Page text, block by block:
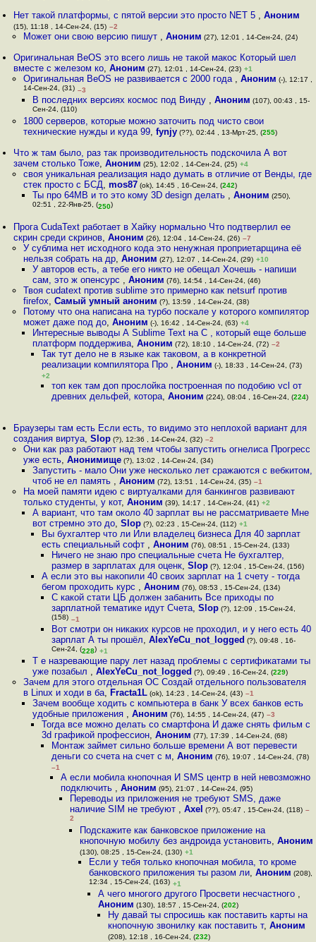
Нет такой платформы, с пятой версии это просто NET 5 ,Аноним
(15), 11:18 , 14-Сен-24, (15) –2
Может они свою версию пишут , Аноним (27), 12:01 , 14-Сен-24, (24)
Оригинальная BeOS это всего лишь не такой макос Который шел
вместе с железом ко,Аноним (27), 12:01 , 14-Сен-24, (23) +1
Оригинальная BeOS не развивается с 2000 года , Аноним (-), 12:17 ,
14-Сен-24, (31) –3
В последних версиях космос под Винду , Аноним (107), 00:43 , 15-
Сен-24, (110)
1800 серверов, которые можно заточить под чисто свои
технические нужды и куда 99, fynjy(??), 02:44 , 13-Мрт-25, (255)
Что ж там было, раз так производительность подскочила А вот
зачем столько Тоже,Аноним (25), 12:02 , 14-Сен-24, (25) +4
своя уникальная реализация надо думать в отличие от Венды, где
стек просто с БСД, mos87(ok), 14:45 , 16-Сен-24, (242)
Ты про 64MB и то это кому 3D design делать , Аноним (250),
02:51 , 22-Янв-25, (250)
Прога CudaText работает в Хайку нормально Что подтверлил ее
скрин среди скринов,Аноним (26), 12:04 , 14-Сен-24, (26) –7
У сублима нет исходного кода это ненужная проприетарщина её
нельзя собрать на др, Аноним (27), 12:07 , 14-Сен-24, (29) +10
У авторов есть, а тебе его никто не обещал Хочешь - напиши
сам, это ж опенсурс , Аноним (76), 14:54 , 14-Сен-24, (46)
Твоя cudatext против sublime это примерно как netsurf против
firefox, Самый умный аноним (?), 13:59 , 14-Сен-24, (38)
Потому что она написана на турбо поскале у которого компилятор
может даже под до, Аноним (-), 16:42 , 14-Сен-24, (63) +4
Интересные выводы А Sublime Text на C , который еще больше
платформ поддержива, Аноним (72), 18:10 , 14-Сен-24, (72) –2
Так тут дело не в языке как таковом, а в конкретной
реализации компилятора Про ,Аноним (-), 18:33 , 14-Сен-24, (73)
+2
топ кек там доп прослойка построенная по подобию vcl от
древних дельфей, котора, Аноним (224), 08:04 , 16-Сен-24, (224)
Браузеры там есть Если есть, то видимо это неплохой вариант для
создания виртуа,Slop (?), 12:36 , 14-Сен-24, (32) –2
Они как раз работают над тем чтобы запустить огнелиса Прогресс
уже есть, Анонимище(?), 13:02 , 14-Сен-24, (34)
Запустить - мало Они уже несколько лет сражаются с вебкитом,
чтоб не ел память , Аноним (72), 13:51 , 14-Сен-24, (35) –1
На моей памяти идею с виртуалками для банкингов развивают
только студенты, у кот, Аноним (39), 14:17 , 14-Сен-24, (41) +2
А вариант, что там около 40 зарплат вы не рассматриваете Мне
вот стремно это до, Slop(?), 02:23 , 15-Сен-24, (112) +1
Вы бухгалтер что ли Или владелец бизнеса Для 40 зарплат
есть специальный софт ,Аноним (76), 08:51 , 15-Сен-24, (133)
Ничего не знаю про специальные счета Не бухгалтер,
размер в зарплатах для оценк, Slop(?), 12:04 , 15-Сен-24, (156)
А если это вы накопили 40 своих зарплат на 1 счету - тогда
бегом проходить курс ,Аноним (76), 08:53 , 15-Сен-24, (134)
С какой стати ЦБ должен забанить Все приходы по
зарплатной тематике идут Счета, Slop(?), 12:09 , 15-Сен-24,
(158) –1
Вот смотри он никаких курсов не проходил, и у него есть 40
зарплат А ты прошёл, AlexYeCu_not_logged (?), 09:48 , 16-
Сен-24, (228) +1
Т е назревающие пару лет назад проблемы с сертификатами ты
уже позабыл , AlexYeCu_not_logged (?), 09:49 , 16-Сен-24, (229)
Зачем для этого отдельная ОС Создай отдельного пользователя
в Linux и ходи в ба, Fracta1L(ok), 14:23 , 14-Сен-24, (43) –1
Зачем вообще ходить с компьютера в банк У всех банков есть
удобные приложения , Аноним (76), 14:55 , 14-Сен-24, (47) –3
Тогда все можно делать со смартфона И даже снять фильм с
3d графикой профессион,Аноним (77), 17:39 , 14-Сен-24, (68)
Монтаж займет сильно больше времени А вот перевести
деньги со счета на счет с м, Аноним (76), 19:07 , 14-Сен-24, (78)
–1
А если мобила кнопочная И SMS центр в ней невозможно
подключить , Аноним (95), 21:07 , 14-Сен-24, (95)
Переводы из приложения не требуют SMS, даже
наличие SIM не требуют ,Axel (??), 05:47 , 15-Сен-24, (118) –
2
Подскажите как банковское приложение на
кнопочную мобилу без андроида установить, Аноним
(130), 08:25 , 15-Сен-24, (130) +1
Если у тебя только кнопочная мобила, то кроме
банковского приложения ты разом ли, Аноним (208),
12:34 , 15-Сен-24, (163) +1
А чего многого другого Просвети несчастного ,
Аноним (130), 18:57 , 15-Сен-24, (202)
Ну давай ты спросишь как поставить карты на
кнопочную звонилку как поставить т, Аноним
(208), 12:18 , 16-Сен-24, (232)